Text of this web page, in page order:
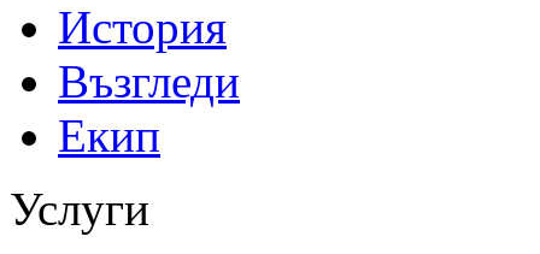
История
Възгледи
Екип
Услуги